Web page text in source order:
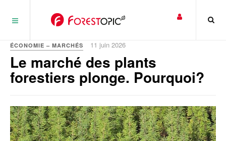
ÉCONOMIE – MARCHÉS 11 juin 2026
Le marché des plants
forestiers plonge. Pourquoi?